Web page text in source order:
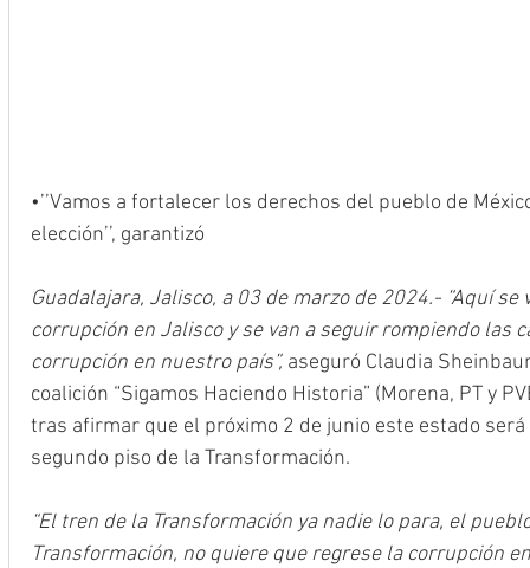
•’’Vamos a fortalecer los derechos del pueblo de
elección’’, garantizó
Guadalajara, Jalisco, a 03 de marzo de 2024.- “Aquí
corrupción en Jalisco y se van a seguir rompiendo las
corrupción en nuestro país”, aseguró Claudia
coalición “Sigamos Haciendo Historia” (Morena, PT y
tras afirmar que el próximo 2 de junio este estado
segundo piso de la Transformación.
“El tren de la Transformación ya nadie lo para, el
Transformación, no quiere que regrese la corrupción